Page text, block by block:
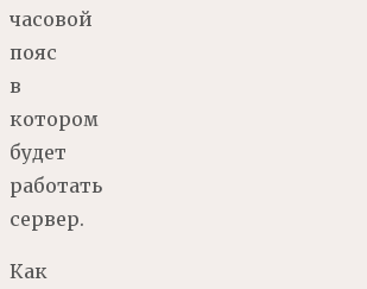
часовой
пояс
в
котором
будет
работать
сервер.
Как